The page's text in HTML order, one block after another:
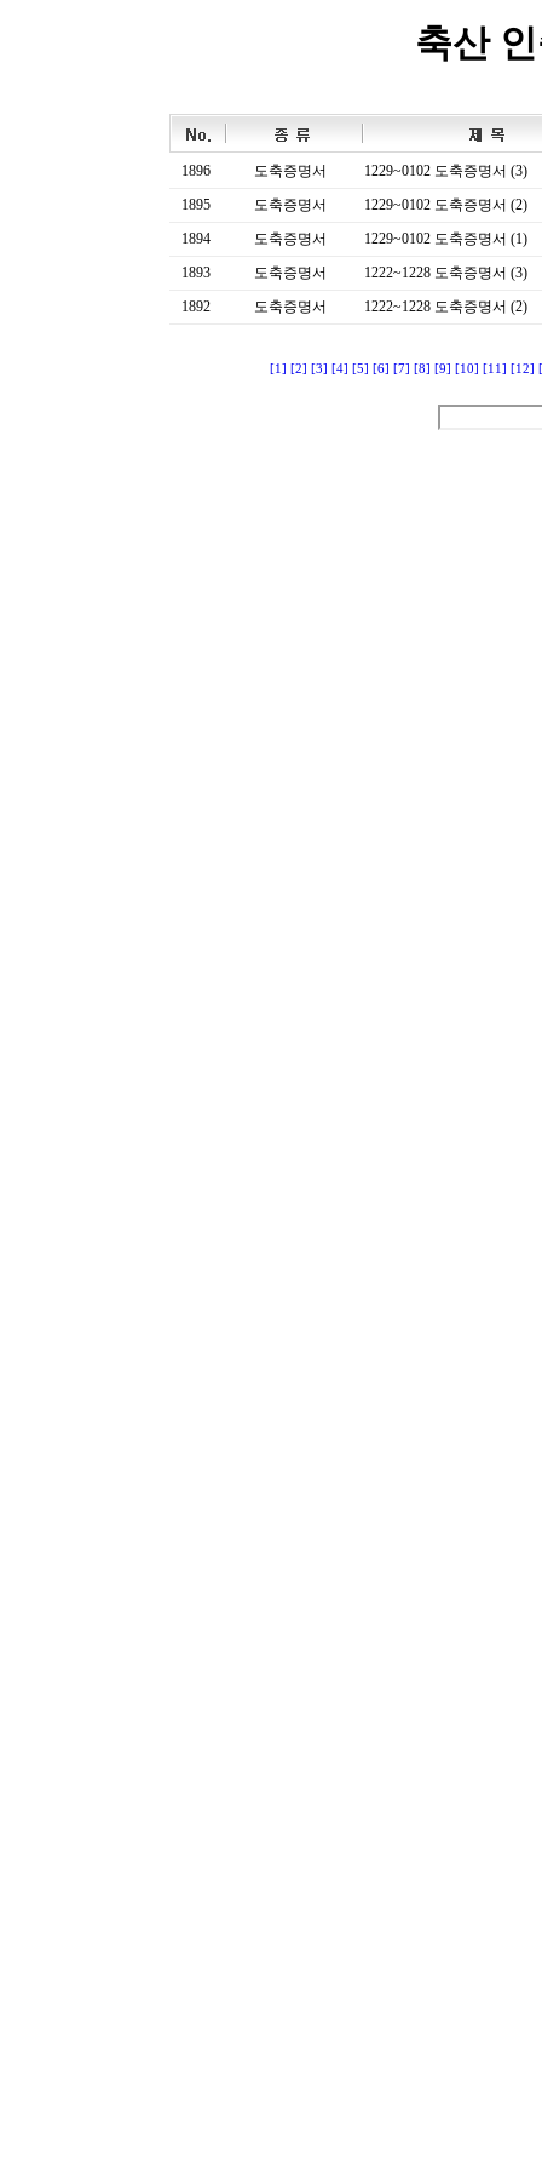
축산
1896 도축증명서
1229~0102 도축증명서 (3)
1895
도축증명서
1229~0102 도축증명서 (2)
1894
도축증명서
1229~0102 도축증명서 (1)
1893
도축증명서
1222~1228 도축증명서 (3)
1892
도축증명서 1222~1228 도축증명서 (2)
[1] [2] [3] [4] [5] [6] [7] [8] [9] [10] [11] [12]